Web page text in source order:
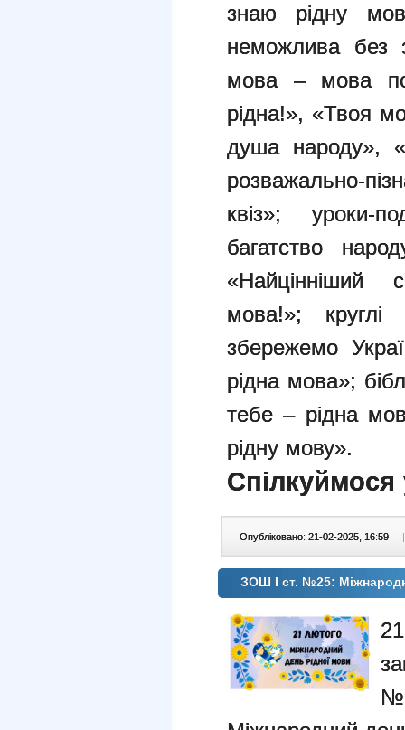
знаю рідну
неможлива без
мова – мова
рідна!», «Твоя
душа народу»,
квіз»; уроки-
багатство
мова!»;
збережемо
рідна мова»;
тебе – рідна
рідну мову».
Спілкуймося
Опубліковано: 21-02-2025, 16:59 |
ЗОШ І ст. №25: